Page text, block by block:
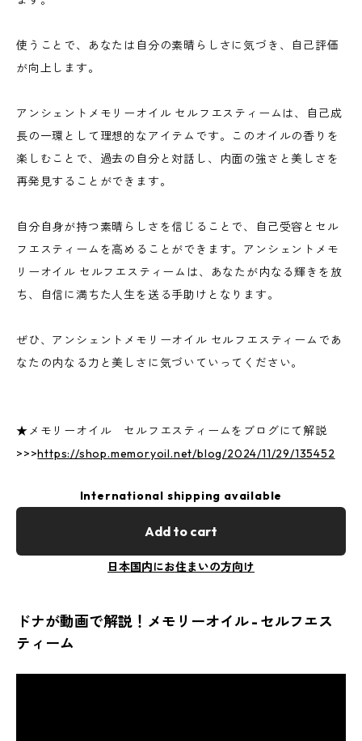
使うことで、あなたは自分の素晴らしさに気づき、自己評価
が向上します。
アンシェントメモリーオイル セルフエスティームは、自己成
長の一環として理想的なアイテムです。このオイルの香りを
楽しむことで、過去の自分と対話し、内面の強さと美しさを
再発見することができます。
自分自身が持つ素晴らしさを信じることで、自己受容とセル
フエスティームを高めることができます。アンシェントメモ
リーオイル セルフエスティームは、あなたが内なる輝きを放
ち、自信に満ちた人生を送る手助けとなります。
ぜひ、アンシェントメモリーオイル セルフエスティームであ
なたの内なる力と美しさに気づいていってください。
★メモリーオイル セルフエスティームをブログにて解説
>>>https://shop.memoryoil.net/blog/2024/11/29/135452
International shipping available
Add to cart
日本国内にお住まいの方向け
ドナが動画で解説！メモリーオイル - セルフエス
ティーム